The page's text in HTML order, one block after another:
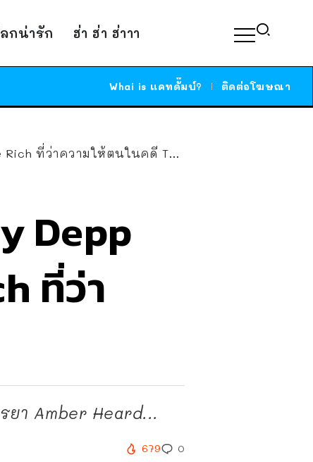
กน่ารัก ฮ่า ฮ่า ฮ่าาา
Whai is แคทดั๊มบ์? ติดต่อโฆษณา
ที่ว่าความให้ตนในคดี The Sun
Depp
ที่ว่า
า Amber Heard...
679 0